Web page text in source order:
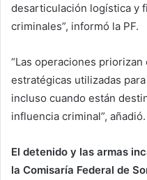
desarticulación logística y
criminales”, informó la PF.
“Las operaciones
estratégicas utilizadas
incluso cuando están
influencia criminal”, añadió.
El detenido y las armas
la Comisaría Federal de